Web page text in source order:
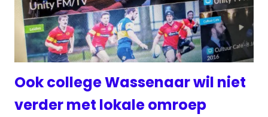
Ook college Wassenaar wil niet
verder met lokale omroep